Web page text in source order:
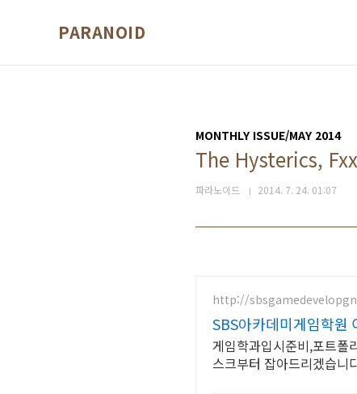
PARANOID
MONTHLY ISSUE/MAY 2014
The Hysterics,
파라노이드 2014. 7. 24. 01:07
http://
SBS아카데미게임학원
게임학과입시준비,포트폴
스크부터 잡아드리겠습니